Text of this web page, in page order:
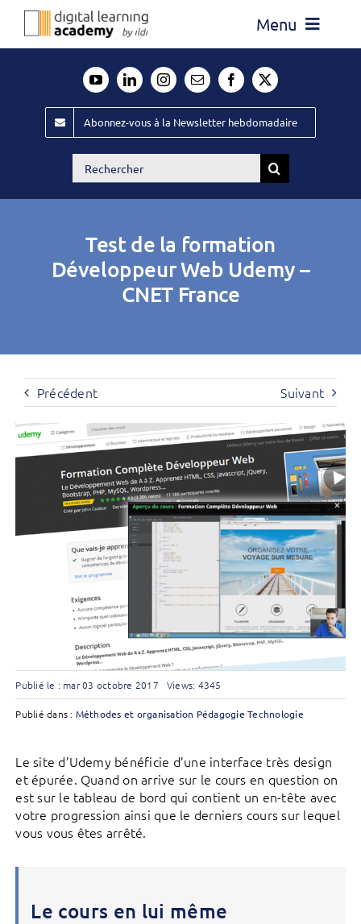
Passer
Menu
Évènements ILDI
Offres d’emploi
Abonnez-vous à la Newsletter hebdomadaire
Rechercher:
Test de la formation
Développeur Web Udemy –
CNET France
Précédent Suivant
Publié le : mar 03 octobre 2017 Views: 4345
Publié dans : Méthodes et organisation Pédagogie Technologie
Le site d’Udemy bénéficie d’une interface très design
et épurée. Quand on arrive sur le cours en question on
est sur le tableau de bord qui contient un en-tête avec
votre progression ainsi que le derniers cours sur lequel
vous vous êtes arrêté.
Le cours en lui même